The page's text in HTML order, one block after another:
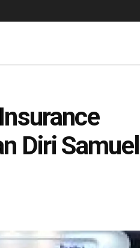
Diri Samuel